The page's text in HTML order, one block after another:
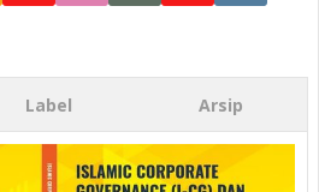
Label Arsip